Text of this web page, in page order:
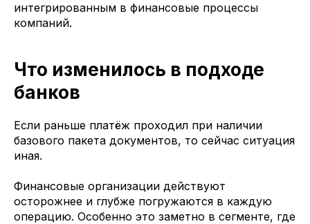
интегрированным в финансовые процессы
компаний.
Что изменилось в подходе
банков
Если раньше платёж проходил при наличии
базового пакета документов, то сейчас ситуация
иная.
Финансовые организации действуют
осторожнее и глубже погружаются в каждую
операцию. Особенно это заметно в сегменте, где